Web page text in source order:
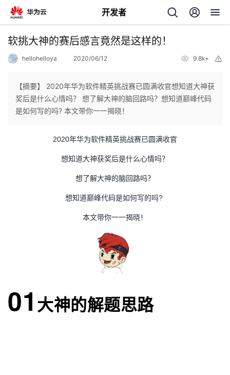
开发者
返
的
我
软挑大神的赛后感言竟然是这样的！
hellohelloya 2020/06/12 9.8k+
【摘要】 2020年华为软件精英挑战赛已圆满收官想知道大神获
奖后是什么心情吗？ 想了解大神的脑回路吗？想知道巅峰代码
是如何写的吗? 本文带你一一揭晓！
2020年华为软件精英挑战赛已圆满收官
想知道大神获奖后是什么心情吗？
想了解大神的脑回路吗？
想知道巅峰代码是如何写的吗?
本文带你一一揭晓！
01 大神的解题思路